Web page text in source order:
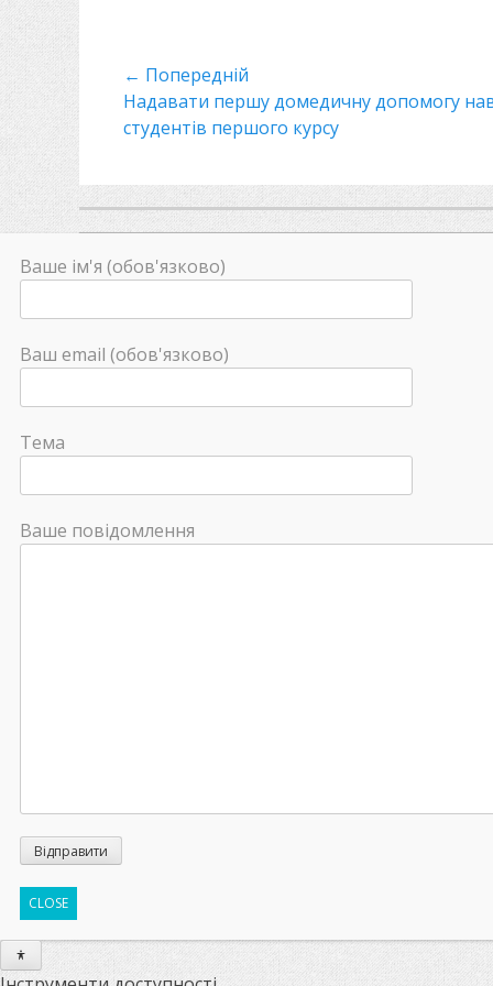
л
и
Навігація
записів
← Попередній
Минулий
пост
Надавати першу домедичну допомогу
студентів першого курсу
Ваше ім'я (обов'язково)
Ваш email (обов'язково)
Тема
Ваше повідомлення
CLOSE